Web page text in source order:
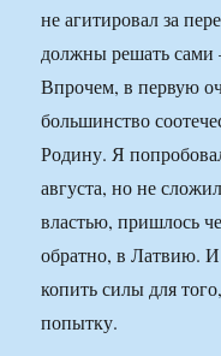
не агитировал за
должны решать сами
Впрочем, в первую
большинство
Родину. Я
августа, но не
властью, пришлось
обратно, в Латвию.
копить силы для
попытку.